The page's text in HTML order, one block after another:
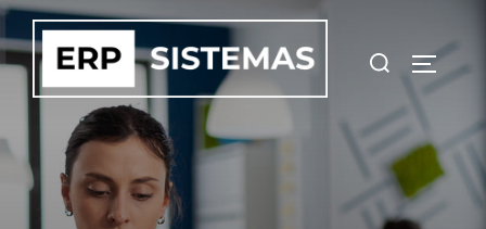
Saltar
al
contenido
Buscar: